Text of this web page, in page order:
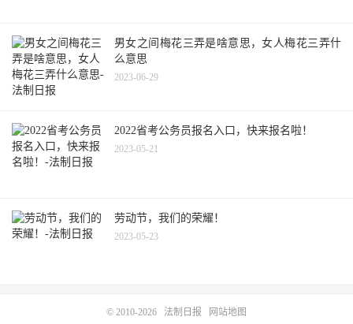
男女之间梅花三弄是啥意思，女人梅花三弄什
么意思
2023-06-29
2022省考公务员报名入口，快来报名啦！
2023-05-21
劳动节，我们的荣耀！
2023-05-23
© 2010-2026 法制日报 网站地图